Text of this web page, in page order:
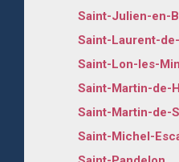
Saint-Julien-en-
Saint-Laurent-
Saint-Lon-les-
Saint-Martin-de-
Saint-Martin-de-
Saint-Michel-